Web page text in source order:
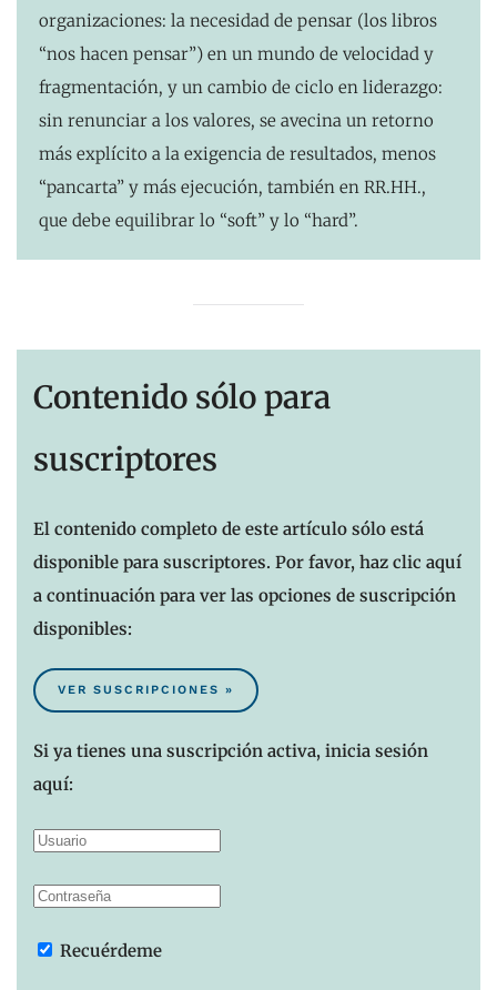
organizaciones: la necesidad de pensar (los libros
“nos hacen pensar”) en un mundo de velocidad y
fragmentación, y un cambio de ciclo en liderazgo:
sin renunciar a los valores, se avecina un retorno
más explícito a la exigencia de resultados, menos
“pancarta” y más ejecución, también en RR.HH.,
que debe equilibrar lo “soft” y lo “hard”.
Contenido sólo para
suscriptores
El contenido completo de este artículo sólo está
disponible para suscriptores. Por favor, haz clic aquí
a continuación para ver las opciones de suscripción
disponibles:
VER SUSCRIPCIONES »
Si ya tienes una suscripción activa, inicia sesión
aquí:
Recuérdeme